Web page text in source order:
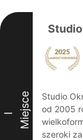
I Miejsce
Studio
od 2005
szeroki